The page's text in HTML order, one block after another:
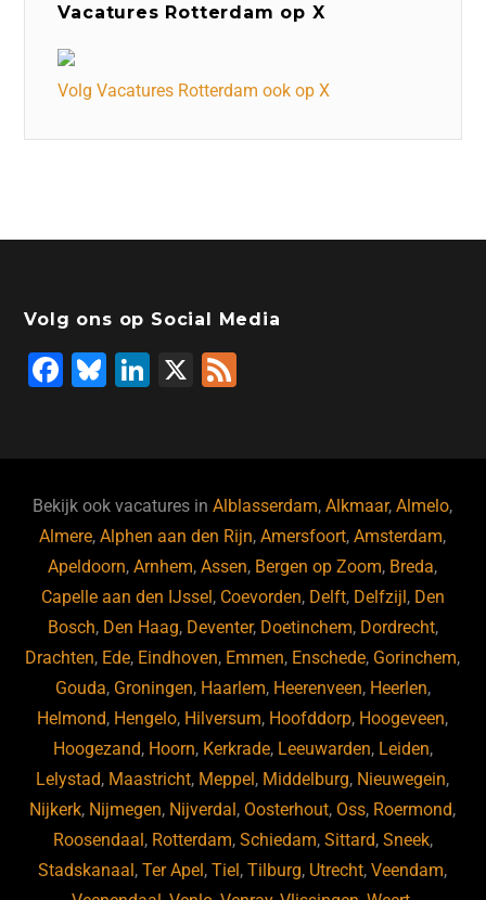
Vacatures Rotterdam op X
Volg Vacatures Rotterdam ook op X
Volg ons op Social Media
F
b
o
o
k
Bl
ky
Li
dI
n
X
Bekijk ook vacatures inAlblasserdam,Alkmaar,Almelo,
Almere,Alphen aan den Rijn,Amersfoort,Amsterdam,
Apeldoorn,Arnhem,Assen, Bergen op Zoom, Breda,
Capelle aan den IJssel, Coevorden, Delft, Delfzijl, Den
Bosch, Den Haag, Deventer, Doetinchem, Dordrecht,
Drachten, Ede, Eindhoven, Emmen, Enschede, Gorinchem,
Gouda, Groningen, Haarlem, Heerenveen, Heerlen,
Helmond, Hengelo, Hilversum, Hoofddorp, Hoogeveen,
Hoogezand, Hoorn, Kerkrade, Leeuwarden, Leiden,
Lelystad, Maastricht, Meppel, Middelburg, Nieuwegein,
Nijkerk, Nijmegen, Nijverdal, Oosterhout, Oss, Roermond,
Roosendaal, Rotterdam, Schiedam, Sittard, Sneek,
Stadskanaal,Ter Apel,Tiel,Tilburg, Utrecht,Veendam,